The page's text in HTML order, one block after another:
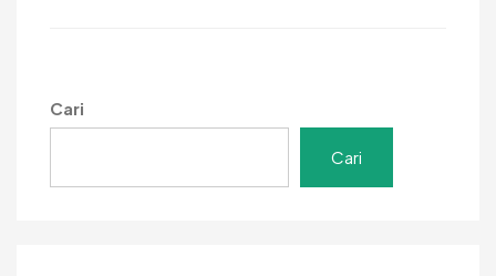
Rumah
Cari
Cari